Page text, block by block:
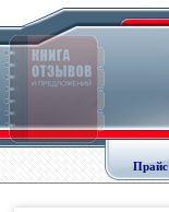
Прайс